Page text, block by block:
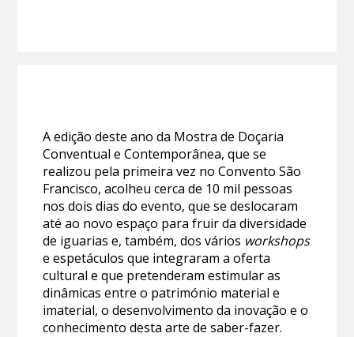
A edição deste ano da Mostra de Doçaria
Conventual e Contemporânea, que se
realizou pela primeira vez no Convento São
Francisco, acolheu cerca de 10 mil pessoas
nos dois dias do evento, que se deslocaram
até ao novo espaço para fruir da diversidade
de iguarias e, também, dos vários workshops
e espetáculos que integraram a oferta
cultural e que pretenderam estimular as
dinâmicas entre o património material e
imaterial, o desenvolvimento da inovação e o
conhecimento desta arte de saber-fazer.